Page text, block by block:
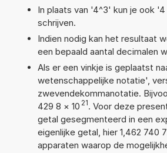
In plaats van '4^3' kun je ook
schrijven.
Indien nodig kan het resultaat
een bepaald aantal decimalen
Als er een vinkje is geplaatst
wetenschappelijke notatie',
zwevendekommanotatie.
429 8 × 10 21. Voor deze
getal gesegmenteerd in een
eigenlijke getal, hier 1,462 740
apparaten waarop de